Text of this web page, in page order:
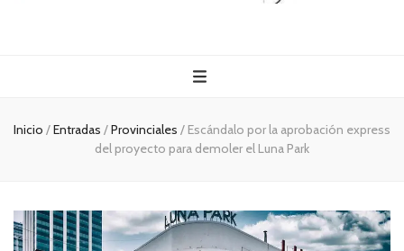
Todo es
(rosca)
política
Inicio /Entradas /Provinciales / Escándalo por la aprobación express
del proyecto para demoler el Luna Park